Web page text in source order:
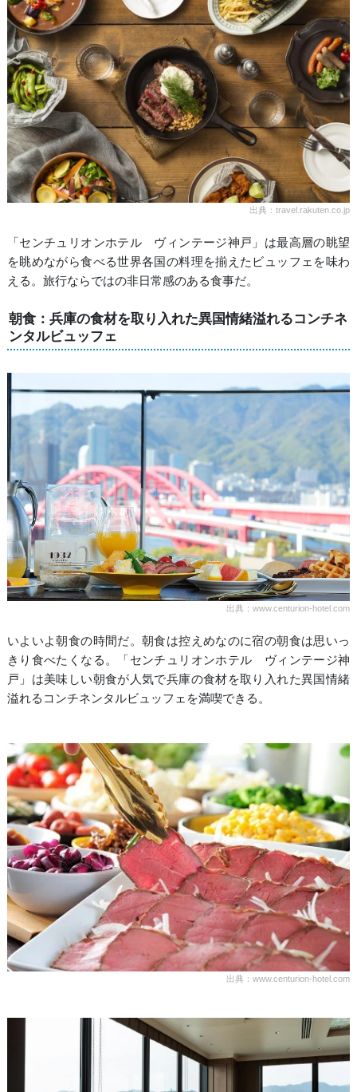
出典：travel.rakuten.co.jp
「センチュリオンホテル ヴィンテージ神戸」は最高層の眺望
を眺めながら食べる世界各国の料理を揃えたビュッフェを味わ
える。旅行ならではの非日常感のある食事だ。
朝食：兵庫の食材を取り入れた異国情緒溢れるコンチネ
ンタルビュッフェ
出典：www.centurion-hotel.com
いよいよ朝食の時間だ。朝食は控えめなのに宿の朝食は思いっ
きり食べたくなる。「センチュリオンホテル ヴィンテージ神
戸」は美味しい朝食が人気で兵庫の食材を取り入れた異国情緒
溢れるコンチネンタルビュッフェを満喫できる。
出典：www.centurion-hotel.com